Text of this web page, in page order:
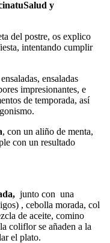
y
del postre, os explico
intentando cumplir
ensaladas
impresionantes, e
de temporada, así
, con un aliño de menta,
con un resultado
junto con una
, cebolla morada, col
de aceite, comino
coliflor se añaden a la
el plato.